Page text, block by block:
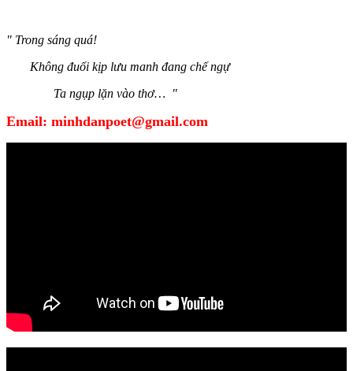
" Trong sáng quá!
Không đuổi kịp lưu manh đang chế ngự
Ta ngụp lặn vào thơ… "
Email: minhdanpoet@gmail.com